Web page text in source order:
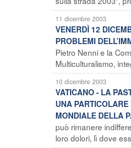
11 dicembre 2003
VENERDÌ 12
PROBLEMI
Pietro Nenni e la
Multiculturalismo,
10 dicembre 2003
VATICANO - LA
UNA
MONDIALE DELLA
può rimanere
loro dolori, lì dove